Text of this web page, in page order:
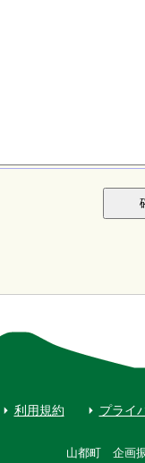
利用規約 プライ
山都町 企画